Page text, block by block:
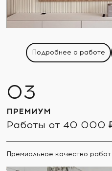
Подробнее о работе
ПРЕМИУМ
Работы от 40 000
Премиальное качество